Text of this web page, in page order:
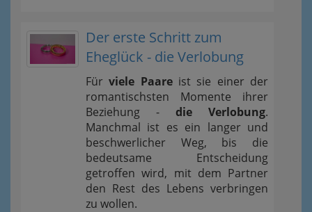
Der erste Schritt zum
Eheglück - die Verlobung
Fürviele Paareist sie einer der
romantischsten Momente ihrer
Beziehung - die Verlobung.
Manchmal ist es ein langer und
beschwerlicher Weg, bis die
bedeutsame Entscheidung
getroffen wird, mit dem Partner
den Rest des Lebens verbringen
zu wollen.